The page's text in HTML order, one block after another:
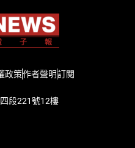
政策作者聲明訂閱
段221號12樓